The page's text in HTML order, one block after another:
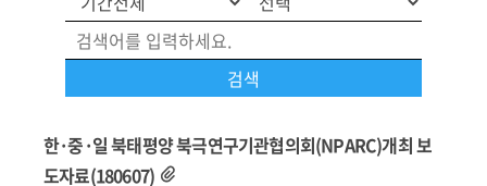
한·중·일 북태평양 북극연구기관협의회(NPARC)개최 보
도자료(180607)